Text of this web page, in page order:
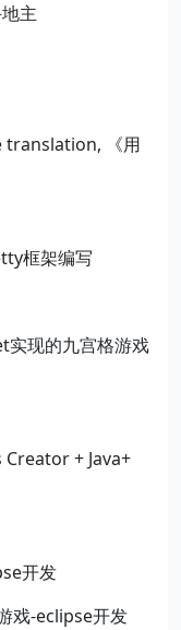
主
《用
框架编写
实现的九宫格游戏
+ Java+
开发
戏-eclipse开发